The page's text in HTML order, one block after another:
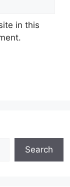
in this
Search